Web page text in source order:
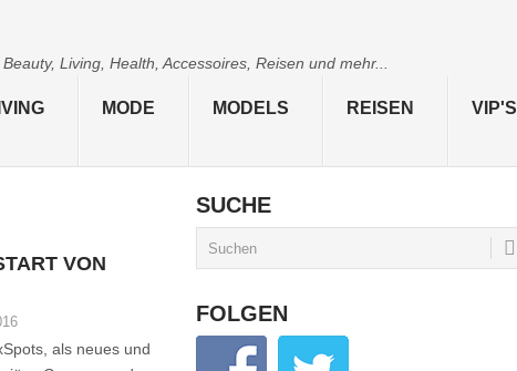
Living, Health, Accessoires, Reisen und mehr...
MODE MODELS REISEN VIP'S
VON
als neues und
SUCHE
FOLGEN